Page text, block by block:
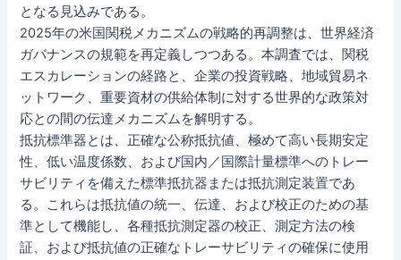
となる見込みである。
2025年の米国関税メカニズムの戦略的再調整は、世界経済
ガバナンスの規範を再定義しつつある。本調査では、関税
エスカレーションの経路と、企業の投資戦略、地域貿易ネ
ットワーク、重要資材の供給体制に対する世界的な政策対
応との間の伝達メカニズムを解明する。
抵抗標準器とは、正確な公称抵抗値、極めて高い長期安定
性、低い温度係数、および国内／国際計量標準へのトレー
サビリティを備えた標準抵抗器または抵抗測定装置であ
る。これらは抵抗値の統一、伝達、および校正のための基
準として機能し、各種抵抗測定器の校正、測定方法の検
証、および抵抗値の正確なトレーサビリティの確保に使用